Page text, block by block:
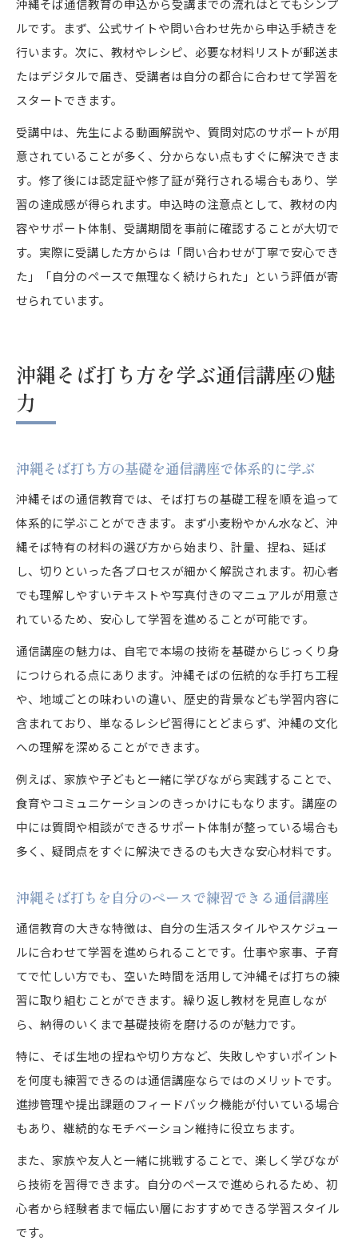
沖縄そば通信教育の申込から受講までの流れはとてもシンプ
ルです。まず、公式サイトや問い合わせ先から申込手続きを
行います。次に、教材やレシピ、必要な材料リストが郵送ま
たはデジタルで届き、受講者は自分の都合に合わせて学習を
スタートできます。
受講中は、先生による動画解説や、質問対応のサポートが用
意されていることが多く、分からない点もすぐに解決できま
す。修了後には認定証や修了証が発行される場合もあり、学
習の達成感が得られます。申込時の注意点として、教材の内
容やサポート体制、受講期間を事前に確認することが大切で
す。実際に受講した方からは「問い合わせが丁寧で安心でき
た」「自分のペースで無理なく続けられた」という評価が寄
せられています。
沖縄そば打ち方を学ぶ通信講座の魅
力
沖縄そば打ち方の基礎を通信講座で体系的に学ぶ
沖縄そばの通信教育では、そば打ちの基礎工程を順を追って
体系的に学ぶことができます。まず小麦粉やかん水など、沖
縄そば特有の材料の選び方から始まり、計量、捏ね、延ば
し、切りといった各プロセスが細かく解説されます。初心者
でも理解しやすいテキストや写真付きのマニュアルが用意さ
れているため、安心して学習を進めることが可能です。
通信講座の魅力は、自宅で本場の技術を基礎からじっくり身
につけられる点にあります。沖縄そばの伝統的な手打ち工程
や、地域ごとの味わいの違い、歴史的背景なども学習内容に
含まれており、単なるレシピ習得にとどまらず、沖縄の文化
への理解を深めることができます。
例えば、家族や子どもと一緒に学びながら実践することで、
食育やコミュニケーションのきっかけにもなります。講座の
中には質問や相談ができるサポート体制が整っている場合も
多く、疑問点をすぐに解決できるのも大きな安心材料です。
沖縄そば打ちを自分のペースで練習できる通信講座
通信教育の大きな特徴は、自分の生活スタイルやスケジュー
ルに合わせて学習を進められることです。仕事や家事、子育
てで忙しい方でも、空いた時間を活用して沖縄そば打ちの練
習に取り組むことができます。繰り返し教材を見直しなが
ら、納得のいくまで基礎技術を磨けるのが魅力です。
特に、そば生地の捏ねや切り方など、失敗しやすいポイント
を何度も練習できるのは通信講座ならではのメリットです。
進捗管理や提出課題のフィードバック機能が付いている場合
もあり、継続的なモチベーション維持に役立ちます。
また、家族や友人と一緒に挑戦することで、楽しく学びなが
ら技術を習得できます。自分のペースで進められるため、初
心者から経験者まで幅広い層におすすめできる学習スタイル
です。